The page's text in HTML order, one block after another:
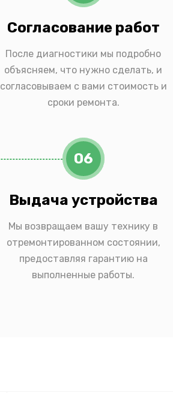
Согласование работ
После диагностики мы подробно
объясняем, что нужно сделать, и
согласовываем с вами стоимость и
сроки ремонта.
06
Выдача устройства
Мы возвращаем вашу технику в
отремонтированном состоянии,
предоставляя гарантию на
выполненные работы.